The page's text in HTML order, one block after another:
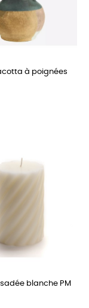
à poignées
blanche PM